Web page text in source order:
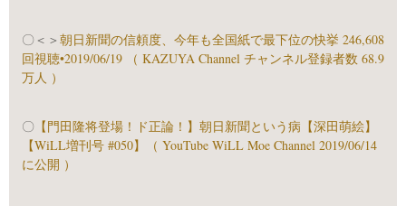
〇＜＞ 朝日新聞の信頼度、今年も全国紙で最下位の快挙 246,608
回視聴•2019/06/19 （ KAZUYA Channel チャンネル登録者数 68.9
万人 ）
〇 【門田隆将登場！ド正論！】朝日新聞という病【深田萌絵】
【WiLL増刊号 #050】（ YouTube WiLL Moe Channel 2019/06/14
に公開 ）